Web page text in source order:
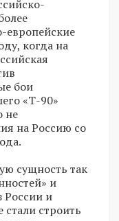
европейские
когда на
бои
«Т-90»
не
на Россию со
сущность так
и
России и
строить